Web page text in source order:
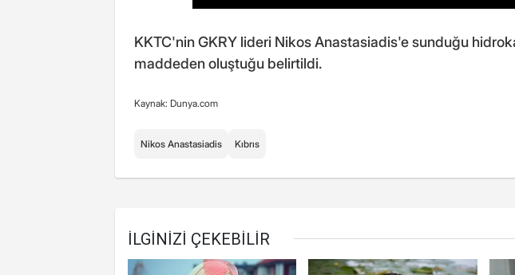
KKTC'nin GKRY lideri Nikos Anastasiadis'e sunduğu
maddeden oluştuğu belirtildi.
Kaynak: Dunya.com
Nikos Anastasiadis Kıbrıs